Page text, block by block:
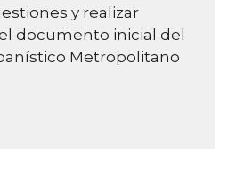
y realizar
documento inicial del
Metropolitano